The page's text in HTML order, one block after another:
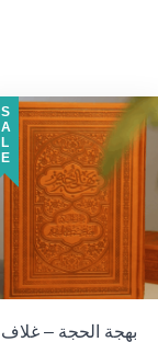
SALE
بهجة الحجة – غلاف